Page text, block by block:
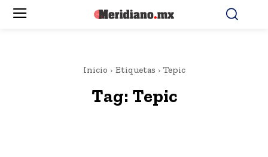
Inicio Etiquetas Tepic
Tag: Tepic